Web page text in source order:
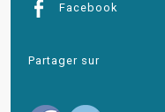
Facebook
Partager sur